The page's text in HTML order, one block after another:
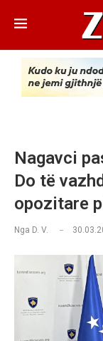
Nagavci
Do të
opozitare
Nga D. V.